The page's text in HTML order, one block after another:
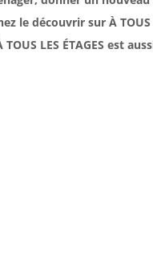
le découvrir sur À TOUS
LES ÉTAGES est